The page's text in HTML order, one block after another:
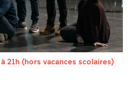
21h (hors vacances scolaires)